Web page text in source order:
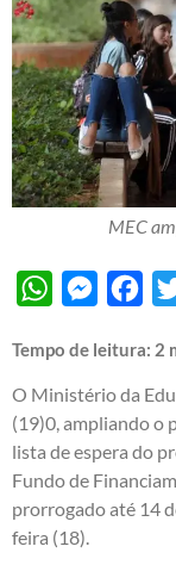
MEC
WhatsApp
Tempo de leitura: 2
O Ministério da
(19)0, ampliando o
lista de espera do
Fundo de
prorrogado até 14
feira (18).